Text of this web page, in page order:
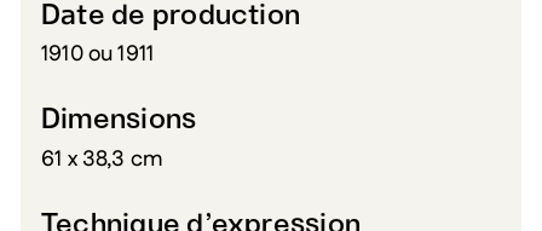
Date de production
1910 ou 1911
Dimensions
61 x 38,3 cm
Technique d’expression